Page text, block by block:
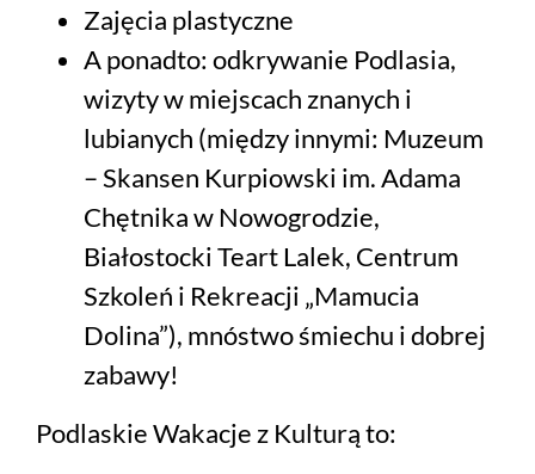
Zajęcia plastyczne
A ponadto: odkrywanie Podlasia,
wizyty w miejscach znanych i
lubianych (między innymi: Muzeum
– Skansen Kurpiowski im. Adama
Chętnika w Nowogrodzie,
Białostocki Teart Lalek, Centrum
Szkoleń i Rekreacji „Mamucia
Dolina”), mnóstwo śmiechu i dobrej
zabawy!
Podlaskie Wakacje z Kulturą to: